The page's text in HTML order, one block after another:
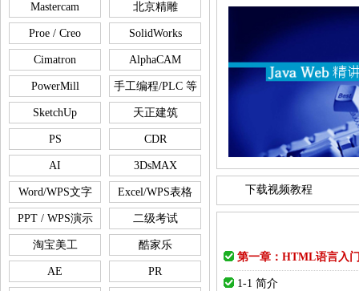
Mastercam 北京精雕
Proe / Creo SolidWorks
Cimatron AlphaCAM
PowerMill 手工编程/PLC 等
SketchUp 天正建筑
PS CDR
AI 3DsMAX
Word/WPS文字 Excel/WPS表格
PPT / WPS演示 二级考试
淘宝美工 酷家乐
AE PR
下载视频教程
第一章：HTML语言入
1-1 简介